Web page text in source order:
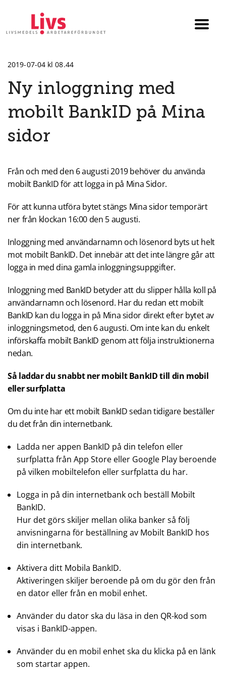
2019-07-04 kl 08.44
Ny inloggning med
mobilt BankID på Mina
sidor
Från och med den 6 augusti 2019 behöver du använda
mobilt BankID för att logga in på Mina Sidor.
För att kunna utföra bytet stängs Mina sidor temporärt
ner från klockan 16:00 den 5 augusti.
Inloggning med användarnamn och lösenord byts ut helt
mot mobilt BankID. Det innebär att det inte längre går att
logga in med dina gamla inloggningsuppgifter.
Inloggning med BankID betyder att du slipper hålla koll på
användarnamn och lösenord. Har du redan ett mobilt
BankID kan du logga in på Mina sidor direkt efter bytet av
inloggningsmetod, den 6 augusti. Om inte kan du enkelt
införskaffa mobilt BankID genom att följa instruktionerna
nedan.
Så laddar du snabbt ner mobilt BankID till din mobil
eller surfplatta
Om du inte har ett mobilt BankID sedan tidigare beställer
du det från din internetbank.
Ladda ner appen BankID på din telefon eller
surfplatta från App Store eller Google Play beroende
på vilken mobiltelefon eller surfplatta du har.
Logga in på din internetbank och beställ Mobilt
BankID.
Hur det görs skiljer mellan olika banker så följ
anvisningarna för beställning av Mobilt BankID hos
din internetbank.
Aktivera ditt Mobila BankID.
Aktiveringen skiljer beroende på om du gör den från
en dator eller från en mobil enhet.
Använder du dator ska du läsa in den QR-kod som
visas i BankID-appen.
Använder du en mobil enhet ska du klicka på en länk
som startar appen.